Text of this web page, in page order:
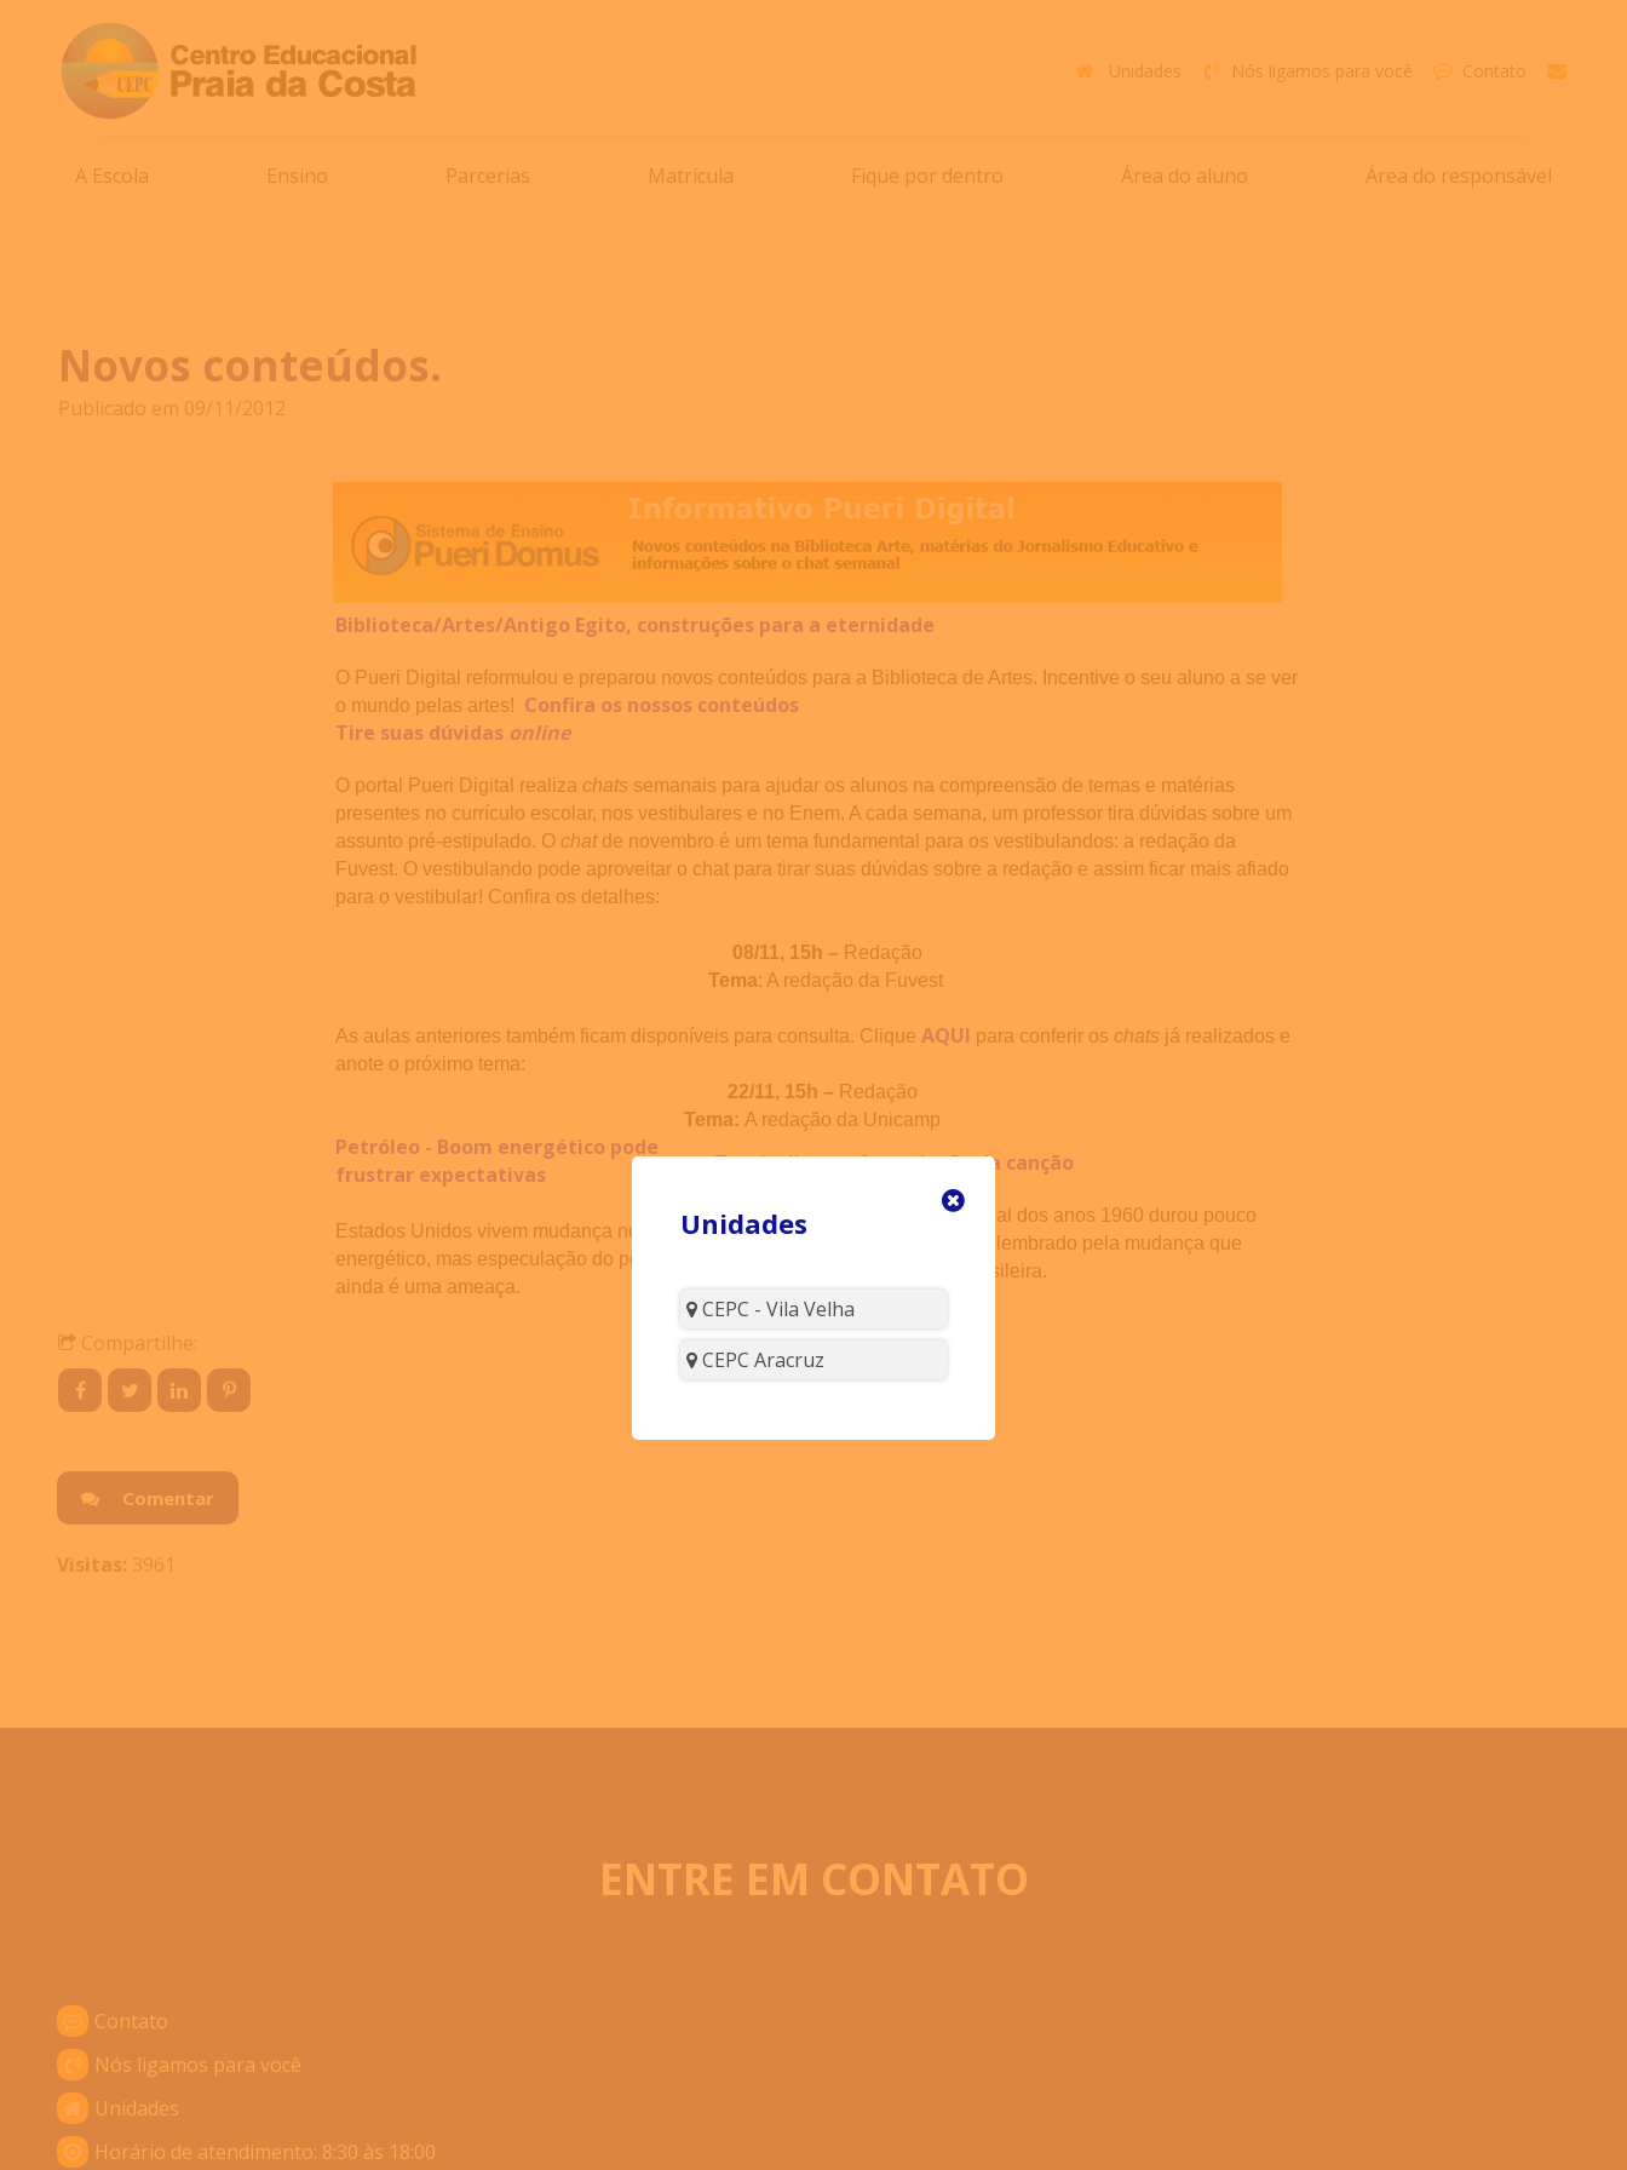
Unidades Nós ligamos para você Contato
A Escola Ensino Parcerias Matrícula Fique por dentro Área do aluno Área do responsável
Novos conteúdos.
Publicado em 09/11/2012
Biblioteca/Artes/Antigo Egito, construções para a eternidade
O Pueri Digital reformulou e preparou novos conteúdos para a Biblioteca de Artes. Incentive o seu aluno a se ver
o mundo pelas artes! Confira os nossos conteúdos
Tire suas dúvidas online
O portal Pueri Digital realiza chats semanais para ajudar os alunos na compreensão de temas e matérias
presentes no currículo escolar, nos vestibulares e no Enem. A cada semana, um professor tira dúvidas sobre um
assunto pré-estipulado. O chat de novembro é um tema fundamental para os vestibulandos: a redação da
Fuvest. O vestibulando pode aproveitar o chat para tirar suas dúvidas sobre a redação e assim ficar mais afiado
para o vestibular! Confira os detalhes:
08/11, 15h – Redação
Tema: A redação da Fuvest
As aulas anteriores também ficam disponíveis para consulta. Clique AQUI para conferir os chats já realizados e
anote o próximo tema:
22/11, 15h – Redação
Tema: A redação da Unicamp
Petróleo - Boom energético pode
frustrar expectativas
Estados Unidos vivem mudança no cenário
energético, mas especulação do petróleo
ainda é uma ameaça.
Tropicalismo - A revolução da canção
Movimento político-cultural do final dos anos 1960 durou pouco
mais de um ano, mas até hoje é lembrado pela mudança que
provocou na música popular brasileira.
Compartilhe:
Comentar
Visitas: 3961
ENTRE EM CONTATO
Contato
Nós ligamos para você
Unidades
Horário de atendimento: 8:30 às 18:00
Unidades
CEPC - Vila Velha
CEPC Aracruz